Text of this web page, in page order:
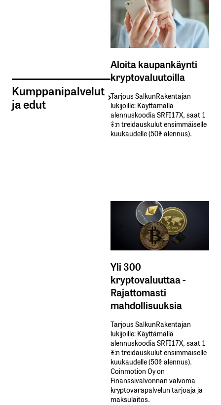
Kumppanipalvelut
ja edut
Aloita kaupankäynti
kryptovaluutoilla
Tarjous SalkunRakentajan
lukijoille: Käyttämällä​ ​
alennuskoodia​ ​SRFI17X,​ ​saat​ ​1
%:n treidauskulut​ ​ensimmäiselle​ ​
kuukaudelle​ ​(50%​ ​alennus).
Yli 300
kryptovaluuttaa -
Rajattomasti
mahdollisuuksia
Tarjous SalkunRakentajan
lukijoille: Käyttämällä​ ​
alennuskoodia​ ​SRFI17X,​ ​saat​ ​1
%:n treidauskulut​ ​ensimmäiselle​ ​
kuukaudelle​ ​(50%​ ​alennus).
Coinmotion Oy on
Finanssivalvonnan valvoma
kryptovarapalvelun tarjoaja ja
maksulaitos.